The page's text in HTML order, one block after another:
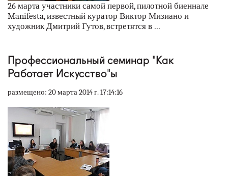
26 марта участники самой первой, пилотной биеннале
Manifesta, известный куратор Виктор Мизиано и
художник Дмитрий Гутов, встретятся в ...
Профессиональный семинар "Как
Работает Искусство"ы
размещено: 20 марта 2014 г. 17:14:16